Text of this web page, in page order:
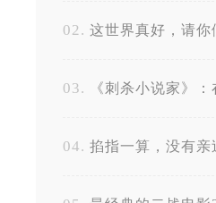
这世界真好，请你
《刺杀小说家》
掐指一算，没有亲